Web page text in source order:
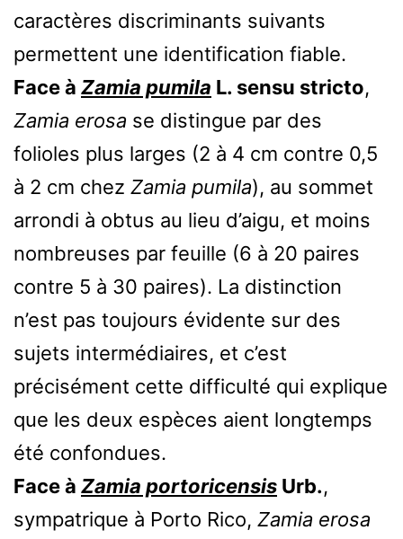
caractères discriminants suivants
permettent une identification fiable.
Face à Zamia pumila L. sensu stricto,
Zamia erosa se distingue par des
folioles plus larges (2 à 4 cm contre 0,5
à 2 cm chez Zamia pumila), au sommet
arrondi à obtus au lieu d’aigu, et moins
nombreuses par feuille (6 à 20 paires
contre 5 à 30 paires). La distinction
n’est pas toujours évidente sur des
sujets intermédiaires, et c’est
précisément cette difficulté qui explique
que les deux espèces aient longtemps
été confondues.
Face à Zamia portoricensis Urb.,
sympatrique à Porto Rico, Zamia erosa